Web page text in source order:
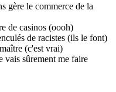
gère le commerce de la
de casinos (oooh)
de racistes (ils le font)
(c'est vrai)
vais sûrement me faire